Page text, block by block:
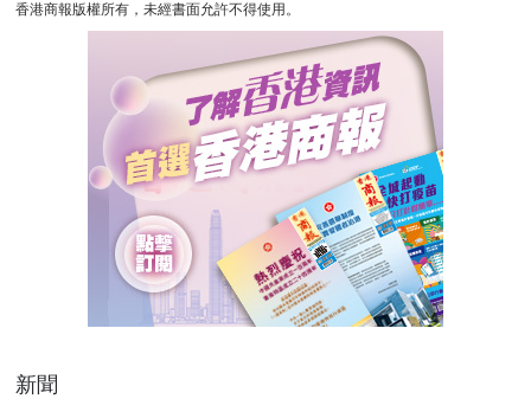
香港商報版權所有，未經書面允許不得使用。
新聞